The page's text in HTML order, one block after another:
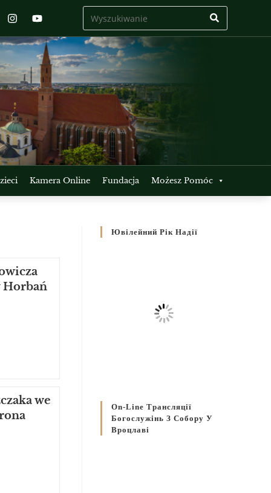
Kamera Online Fundacja Możesz Pomóc
Horbań
we
Ювілейний Рік Надії
On-Line Трансляції
Богослужінь З Собору У
Вроцлаві